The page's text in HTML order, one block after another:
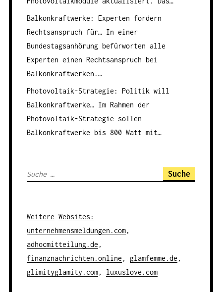
Balkonkraftwerke: Experten fordern
Rechtsanspruch für…In einer
Bundestagsanhörung befürworten alle
Experten einen Rechtsanspruch bei
Balkonkraftwerken.…
Photovoltaik-Strategie: Politik will
Balkonkraftwerke…Im Rahmen der
Photovoltaik-Strategie sollen
Balkonkraftwerke bis 800 Watt mit…
S
h
e
n
a
c
Weitere Websites :
unternehmensmeldungen.com,
adhocmitteilung.de ,
finanznachrichten.online , glamfemme.de ,
glimityglamity.com, luxuslove.com